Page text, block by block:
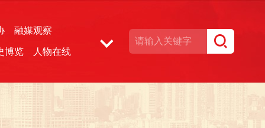
融媒观察
博览 人物在线